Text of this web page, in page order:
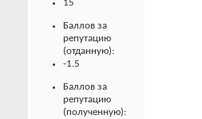
15
Баллов за
репутацию
(отданную):
-1.5
Баллов за
репутацию
(полученную):